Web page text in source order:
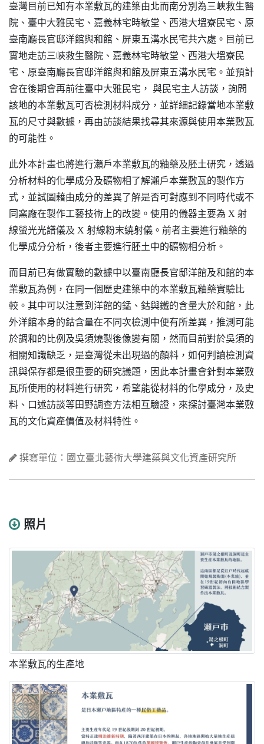
臺灣目前已知有本業敷瓦的建築由北而南分別為三峽救生醫
院、臺中大雅民宅、嘉義林宅時敏堂、西港大塭寮民宅、原
臺南廳長官邸洋館與和館、屏東五溝水民宅共六處。目前已
實地走訪三峽救生醫院、 嘉義林宅時敏堂 、 西港大塭寮民
宅、原臺南廳長官邸洋館與和館及屏東五溝水民宅 。並預計
會在後期會再前往臺中大雅民宅， 與民宅主人訪談，詢問
該地的本業敷瓦可否檢測材料成分，並詳細記錄當地本業敷
瓦的尺寸與數據，再由訪談結果找尋其來源與使用本業敷瓦
的可能性。
此外本計畫也將進行瀨戶本業敷瓦的釉藥及胚土研究，透過
分析材料的化學成分及礦物相了解瀨戶本業敷瓦的製作方
式，並試圖藉由成分的差異了解是否可對應到不同時代或不
同窯廠在製作工藝技術上的改變。使用的儀器主要為 X 射
線螢光光譜儀及 X 射線粉末繞射儀。前者主要進行釉藥的
化學成分分析，後者主要進行胚土中的礦物相分析。
而目前已有做實驗的數據中以臺南廳長官邸洋館及和館的本
業敷瓦為例，在同一個歷史建築中的本業敷瓦釉藥實驗比
較。其中可以注意到洋館的錳、鈷與鐵的含量大於和館，此
外洋館本身的鈷含量在不同次檢測中便有所差異，推測可能
於調和的比例及吳須燒製後像變有關，然而目前對於吳須的
相關知識缺乏，是臺灣從未出現過的顏料，如何判讀檢測資
訊與保存都是很重要的研究議題，因此本計畫會針對本業敷
瓦所使用的材料進行研究，希望能從材料的化學成分，及史
料、口述訪談等田野調查方法相互驗證，來探討臺灣本業敷
瓦的文化資產價值及材料特性。
撰寫單位：國立臺北藝術大學建築與文化資產研究所
照片
本業敷瓦的生產地